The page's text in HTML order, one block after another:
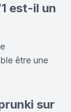
est-il un
être une
sur